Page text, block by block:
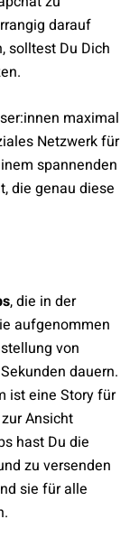
darauf
solltest Du Dich
maximal
Netzwerk für
spannenden
die genau diese
, die in der
aufgenommen
von
dauern.
ist eine Story für
Ansicht
hast Du die
zu versenden
sie für alle